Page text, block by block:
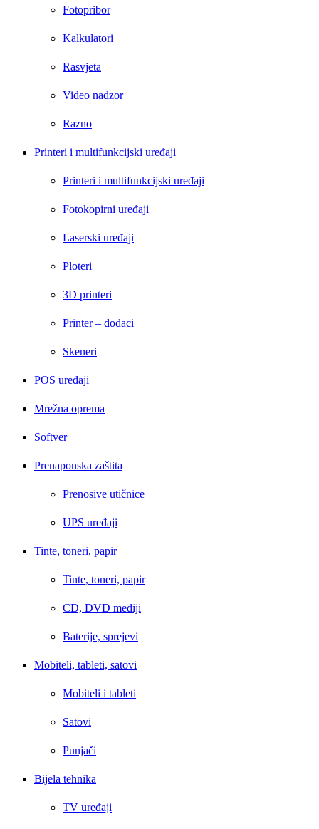
Fotopribor
Kalkulatori
Rasvjeta
Video nadzor
Razno
Printeri i multifunkcijski uređaji
Printeri i multifunkcijski uređaji
Fotokopirni uređaji
Laserski uređaji
Ploteri
3D printeri
Printer – dodaci
Skeneri
POS uređaji
Mrežna oprema
Softver
Prenaponska zaštita
Prenosive utičnice
UPS uređaji
Tinte, toneri, papir
Tinte, toneri, papir
CD, DVD mediji
Baterije, sprejevi
Mobiteli, tableti, satovi
Mobiteli i tableti
Satovi
Punjači
Bijela tehnika
TV uređaji